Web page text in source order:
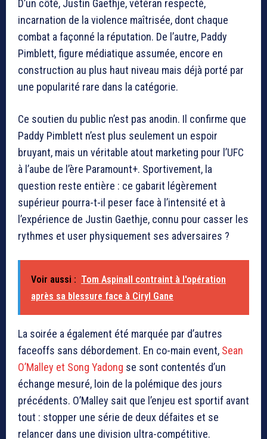
D’un côté, Justin Gaethje, vétéran respecté,
incarnation de la violence maîtrisée, dont chaque
combat a façonné la réputation. De l’autre, Paddy
Pimblett, figure médiatique assumée, encore en
construction au plus haut niveau mais déjà porté par
une popularité rare dans la catégorie.
Ce soutien du public n’est pas anodin. Il confirme que
Paddy Pimblett n’est plus seulement un espoir
bruyant, mais un véritable atout marketing pour l’UFC
à l’aube de l’ère Paramount+. Sportivement, la
question reste entière : ce gabarit légèrement
supérieur pourra-t-il peser face à l’intensité et à
l’expérience de Justin Gaethje, connu pour casser les
rythmes et user physiquement ses adversaires ?
Voir aussi : Tom Aspinall contraint à l'opération
après sa blessure face à Ciryl Gane
La soirée a également été marquée par d’autres
faceoffs sans débordement. En co-main event, Sean
O’Malley et Song Yadong se sont contentés d’un
échange mesuré, loin de la polémique des jours
précédents. O’Malley sait que l’enjeu est sportif avant
tout : stopper une série de deux défaites et se
relancer dans une division ultra-compétitive.